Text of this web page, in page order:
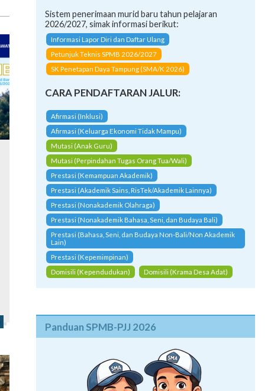
Sistem penerimaan murid baru tahun pelajaran
2026/2027, simak informasi berikut:
Informasi Lapor Diri dan Daftar Ulang
Petunjuk Teknis SPMB 2026/2027
SK Penetapan Daya Tampung (SMA/K 2026)
CARA PENDAFTARAN JALUR:
Afirmasi (Inklusi)
Afirmasi (Keluarga Ekonomi Tidak Mampu)
Mutasi (Anak Guru)
Mutasi (Perpindahan Tugas Orang Tua/Wali)
Prestasi (Kemampuan Akademik)
Prestasi (Akademik Sains, RisTek/Akademik Lainnya)
Prestasi (Nonakademik Olahraga)
Prestasi (Nonakademik Bahasa, Seni, dan Budaya Bali)
Prestasi (Bahasa, Seni, dan Budaya Non-Bali/Non Akademik
Lain)
Prestasi (Kepemimpinan)
Domisili (Kependudukan)
Domisili (Krama Desa Adat)
Panduan SPMB-PJJ 2026